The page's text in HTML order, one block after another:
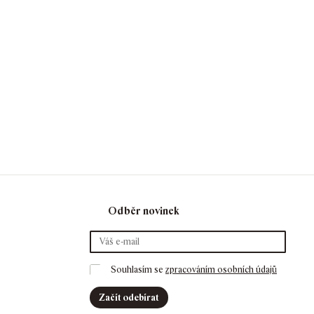
Odběr novinek
Souhlasím se zpracováním osobních údajů
Začít odebírat